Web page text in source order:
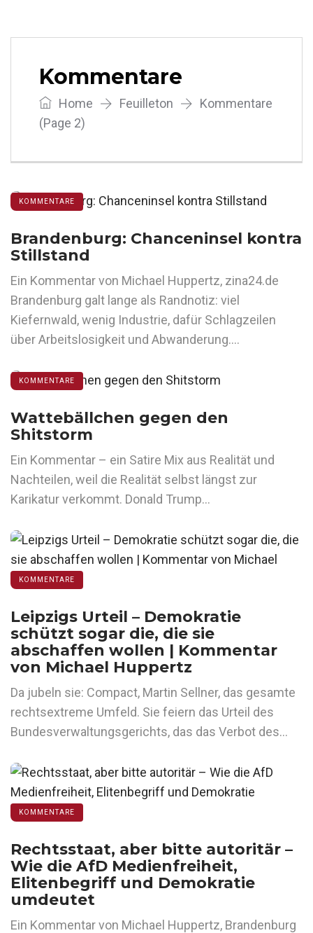
Kommentare
Home Feuilleton
Kommentare
(Page 2)
KOMMENTARE
Brandenburg: Chanceninsel kontra
Stillstand
Ein Kommentar von Michael Huppertz, zina24.de
Brandenburg galt lange als Randnotiz: viel
Kiefernwald, wenig Industrie, dafür Schlagzeilen
über Arbeitslosigkeit und Abwanderung….
KOMMENTARE
Wattebällchen gegen den
Shitstorm
Ein Kommentar – ein Satire Mix aus Realität und
Nachteilen, weil die Realität selbst längst zur
Karikatur verkommt. Donald Trump…
KOMMENTARE
Leipzigs Urteil – Demokratie
schützt sogar die, die sie
abschaffen wollen | Kommentar
von Michael Huppertz
Da jubeln sie: Compact, Martin Sellner, das gesamte
rechtsextreme Umfeld. Sie feiern das Urteil des
Bundesverwaltungsgerichts, das das Verbot des…
KOMMENTARE
Rechtsstaat, aber bitte autoritär –
Wie die AfD Medienfreiheit,
Elitenbegriff und Demokratie
umdeutet
Ein Kommentar von Michael Huppertz, Brandenburg